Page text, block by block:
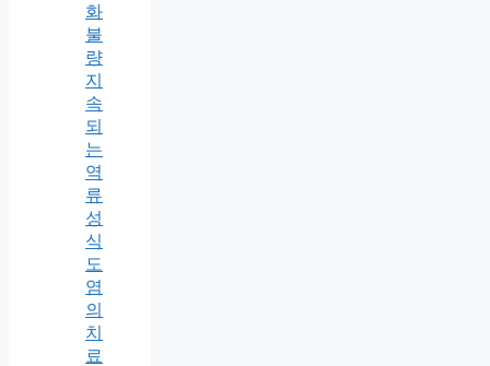
화
불
량
지
속
되
는
역
류
성
식
도
염
의
치
료